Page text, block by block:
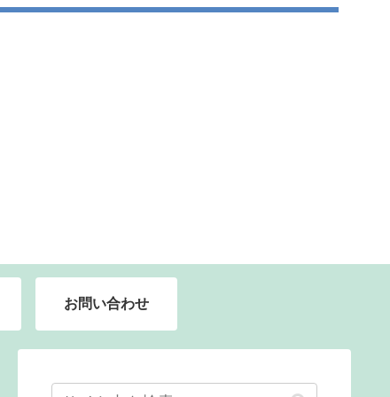
お問い合わせ